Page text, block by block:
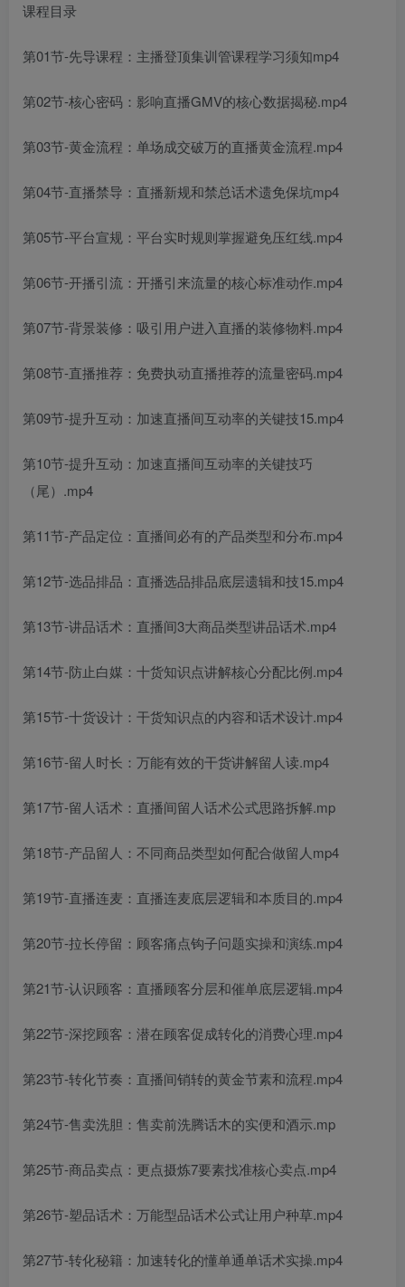
课程目录
第01节-先导课程：主播登顶集训管课程学习须知mp4
第02节-核心密码：影响直播GMV的核心数据揭秘.mp4
第03节-黄金流程：单场成交破万的直播黄金流程.mp4
第04节-直播禁导：直播新规和禁总话术遗免保坑mp4
第05节-平台宣规：平台实时规则掌握避免压红线.mp4
第06节-开播引流：开播引来流量的核心标准动作.mp4
第07节-背景装修：吸引用户进入直播的装修物料.mp4
第08节-直播推荐：免费执动直播推荐的流量密码.mp4
第09节-提升互动：加速直播间互动率的关键技15.mp4
第10节-提升互动：加速直播间互动率的关键技巧
（尾）.mp4
第11节-产品定位：直播间必有的产品类型和分布.mp4
第12节-选品排品：直播选品排品底层遗辑和技15.mp4
第13节-讲品话术：直播间3大商品类型讲品话术.mp4
第14节-防止白媒：十货知识点讲解核心分配比例.mp4
第15节-十货设计：干货知识点的内容和话术设计.mp4
第16节-留人时长：万能有效的干货讲解留人读.mp4
第17节-留人话术：直播间留人话术公式思路拆解.mp
第18节-产品留人：不同商品类型如何配合做留人mp4
第19节-直播连麦：直播连麦底层逻辑和本质目的.mp4
第20节-拉长停留：顾客痛点钩子问题实操和演练.mp4
第21节-认识顾客：直播顾客分层和催单底层逻辑.mp4
第22节-深挖顾客：潜在顾客促成转化的消费心理.mp4
第23节-转化节奏：直播间销转的黄金节素和流程.mp4
第24节-售卖洗胆：售卖前洗腾话木的实便和酒示.mp
第25节-商品卖点：更点摄炼7要素找准核心卖点.mp4
第26节-塑品话术：万能型品话术公式让用户种草.mp4
第27节-转化秘籍：加速转化的懂单通单话术实操.mp4